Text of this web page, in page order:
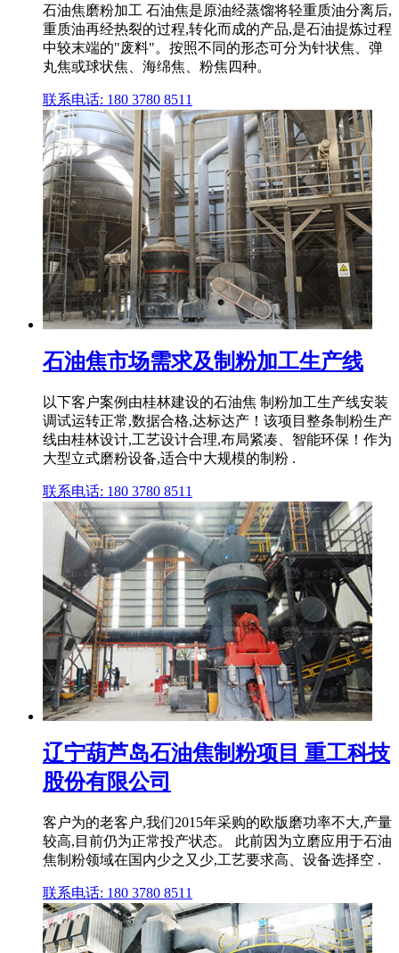
石油焦磨粉加工 石油焦是原油经蒸馏将轻重质油分离后,
重质油再经热裂的过程,转化而成的产品,是石油提炼过程
中较末端的"废料"。按照不同的形态可分为针状焦、弹
丸焦或球状焦、海绵焦、粉焦四种。
联系电话: 180 3780 8511
石油焦市场需求及制粉加工生产线
以下客户案例由桂林建设的石油焦 制粉加工生产线安装
调试运转正常,数据合格,达标达产！该项目整条制粉生产
线由桂林设计,工艺设计合理,布局紧凑、智能环保！作为
大型立式磨粉设备,适合中大规模的制粉 .
联系电话: 180 3780 8511
辽宁葫芦岛石油焦制粉项目 重工科技
股份有限公司
客户为的老客户,我们2015年采购的欧版磨功率不大,产量
较高,目前仍为正常投产状态。 此前因为立磨应用于石油
焦制粉领域在国内少之又少,工艺要求高、设备选择空 .
联系电话: 180 3780 8511